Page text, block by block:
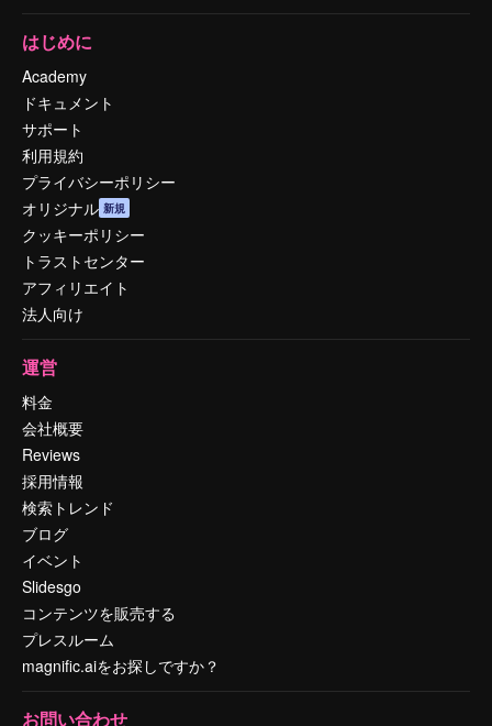
はじめに
Academy
ドキュメント
サポート
利用規約
プライバシーポリシー
オリジナル 新規
クッキーポリシー
トラストセンター
アフィリエイト
法人向け
運営
料金
会社概要
Reviews
採用情報
検索トレンド
ブログ
イベント
Slidesgo
コンテンツを販売する
プレスルーム
magnific.aiをお探しですか？
お問い合わせ